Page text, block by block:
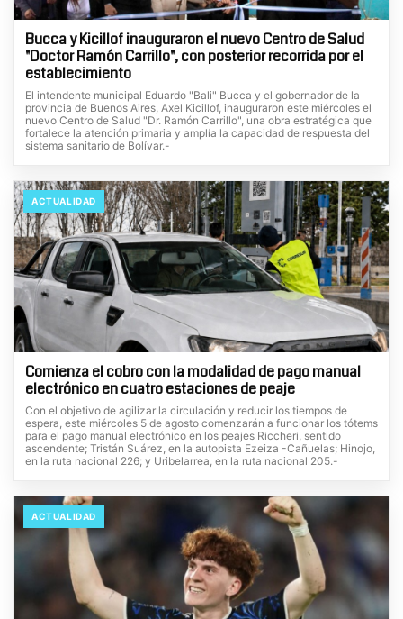
Bucca y Kicillof inauguraron el nuevo Centro de Salud
"Doctor Ramón Carrillo", con posterior recorrida por el
establecimiento
El intendente municipal Eduardo "Bali" Bucca y el gobernador de la
provincia de Buenos Aires, Axel Kicillof, inauguraron este miércoles el
nuevo Centro de Salud "Dr. Ramón Carrillo", una obra estratégica que
fortalece la atención primaria y amplía la capacidad de respuesta del
sistema sanitario de Bolívar.-
ACTUALIDAD
Comienza el cobro con la modalidad de pago manual
electrónico en cuatro estaciones de peaje
Con el objetivo de agilizar la circulación y reducir los tiempos de
espera, este miércoles 5 de agosto comenzarán a funcionar los tótems
para el pago manual electrónico en los peajes Riccheri, sentido
ascendente; Tristán Suárez, en la autopista Ezeiza -Cañuelas; Hinojo,
en la ruta nacional 226; y Uribelarrea, en la ruta nacional 205.-
ACTUALIDAD